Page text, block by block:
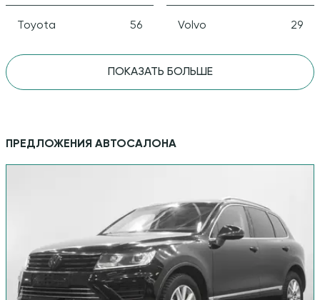
Toyota 56 Volvo 29
ПОКАЗАТЬ БОЛЬШЕ
ПРЕДЛОЖЕНИЯ АВТОСАЛОНА